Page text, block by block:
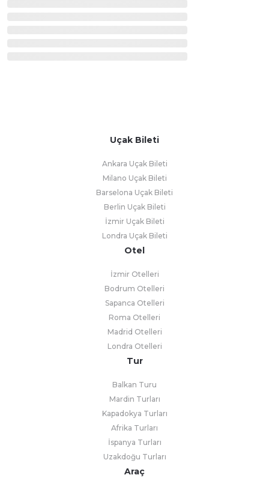
Uçak Bileti
Ankara Uçak Bileti
Milano Uçak Bileti
Barselona Uçak Bileti
Berlin Uçak Bileti
İzmir Uçak Bileti
Londra Uçak Bileti
Otel
İzmir Otelleri
Bodrum Otelleri
Sapanca Otelleri
Roma Otelleri
Madrid Otelleri
Londra Otelleri
Tur
Balkan Turu
Mardin Turları
Kapadokya Turları
Afrika Turları
İspanya Turları
Uzakdoğu Turları
Araç